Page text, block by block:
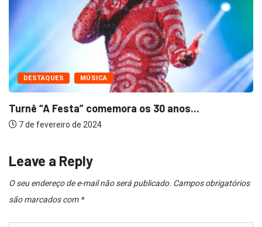
DESTAQUES MÚSICA
Turnê “A Festa” comemora os 30 anos...
7 de fevereiro de 2024
Leave a Reply
O seu endereço de e-mail não será publicado. Campos obrigatórios
são marcados com *